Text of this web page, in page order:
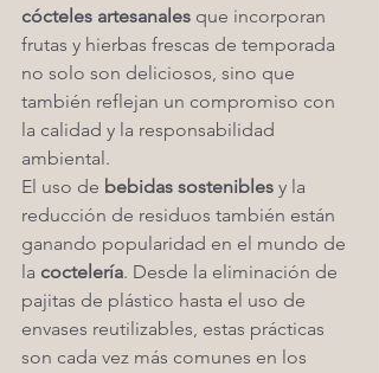
cócteles artesanales que incorporan
frutas y hierbas frescas de temporada
no solo son deliciosos, sino que
también reflejan un compromiso con
la calidad y la responsabilidad
ambiental.
El uso de bebidas sostenibles y la
reducción de residuos también están
ganando popularidad en el mundo de
la coctelería. Desde la eliminación de
pajitas de plástico hasta el uso de
envases reutilizables, estas prácticas
son cada vez más comunes en los